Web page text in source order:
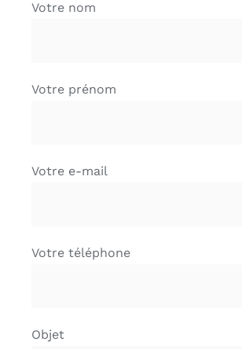
Votre nom
Votre prénom
Votre e-mail
Votre téléphone
Objet